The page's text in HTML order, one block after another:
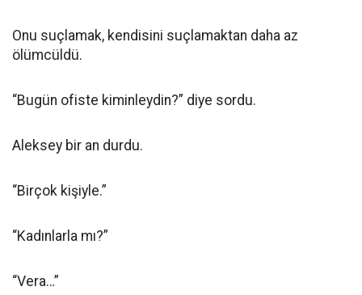
Onu suçlamak, kendisini suçlamaktan daha az
ölümcüldü.
“Bugün ofiste kiminleydin?” diye sordu.
Aleksey bir an durdu.
“Birçok kişiyle.”
“Kadınlarla mı?”
“Vera…”